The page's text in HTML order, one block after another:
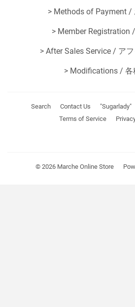
> Methods of Payment /
> Member Registration
> After Sales Service / ア
> Modifications / 各
Search Contact Us "Sugarlady"
Terms of Service
© 2026 Marche Online Store